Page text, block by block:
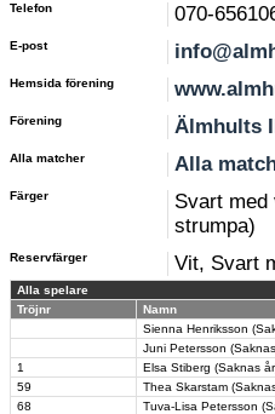
Telefon 070-
E-post
Hemsida förening
Förening Älmhults
Alla matcher Alla
Färger
Svart
strumpa)
Reservfärger Vit, Svart
Alla spelare
Tröjnr
Namn
Sienna Henriksson
Juni Petersson
1
Elsa Stiberg (Saknas
59
Thea Skarstam
68
Tuva-Lisa Petersson